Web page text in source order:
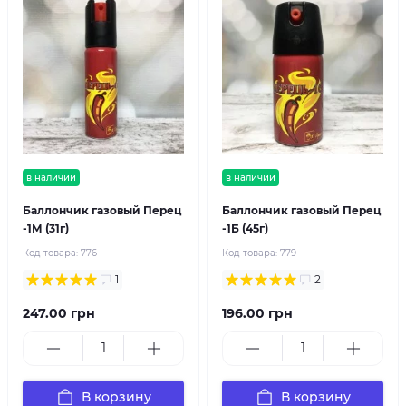
в наличии
Баллончик газовый Перец
-1М (31г)
Код товара: 776
1
247.00 грн
В корзину
в наличии
Баллончик газовый Перец
-1Б (45г)
Код товара: 779
2
196.00 грн
В корзину